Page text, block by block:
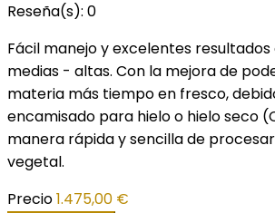
Reseña(s): 0
Fácil manejo y excelentes
medias - altas. Con la mejora de
materia más tiempo en fresco,
encamisado para hielo o hielo seco
manera rápida y sencilla de
vegetal.
Precio1.475,00 €